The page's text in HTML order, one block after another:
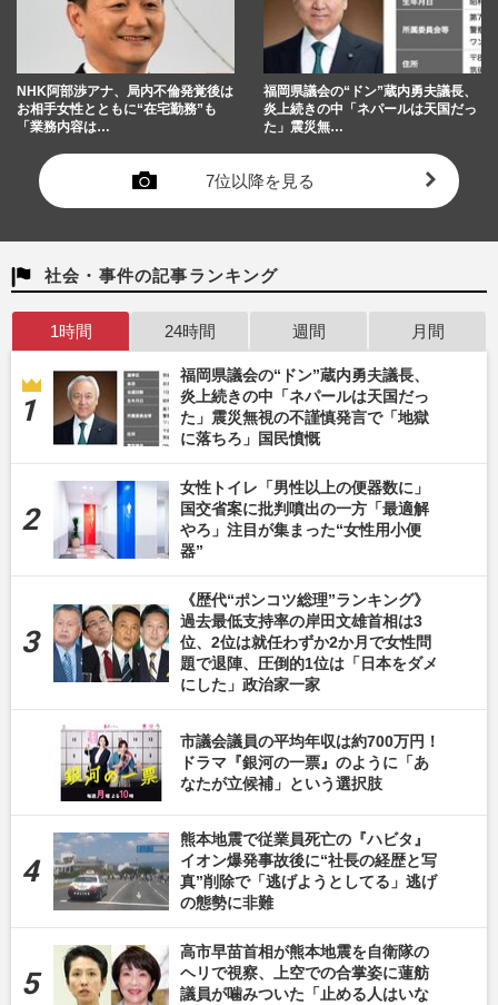
NHK阿部渉アナ、局内不倫発覚後は
お相手女性とともに“在宅勤務”も
「業務内容は…
福岡県議会の“ドン”蔵内勇夫議長、
炎上続きの中「ネパールは天国だっ
た」震災無…
7位以降を見る
社会・事件の記事ランキング
1時間 24時間 週間 月間
福岡県議会の“ドン”蔵内勇夫議長、
炎上続きの中「ネパールは天国だっ
た」震災無視の不謹慎発言で「地獄
に落ちろ」国民憤慨
女性トイレ「男性以上の便器数に」
国交省案に批判噴出の一方「最適解
やろ」注目が集まった“女性用小便
器”
《歴代“ポンコツ総理”ランキング》
過去最低支持率の岸田文雄首相は3
位、2位は就任わずか2か月で女性問
題で退陣、圧倒的1位は「日本をダメ
にした」政治家一家
市議会議員の平均年収は約700万円！
ドラマ『銀河の一票』のように「あ
なたが立候補」という選択肢
熊本地震で従業員死亡の『ハビタ』
イオン爆発事故後に“社長の経歴と写
真”削除で「逃げようとしてる」逃げ
の態勢に非難
高市早苗首相が熊本地震を自衛隊の
ヘリで視察、上空での合掌姿に蓮舫
議員が噛みついた「止める人はいな